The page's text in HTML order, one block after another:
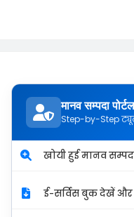
मानव सम्पदा
Step-by-Step
खोयी हुई मानव
ई-सर्विस बुक देखें और